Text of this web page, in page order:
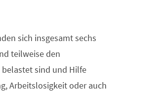
sich insgesamt sechs
teilweise den
belastet sind und Hilfe
Arbeitslosigkeit oder auch